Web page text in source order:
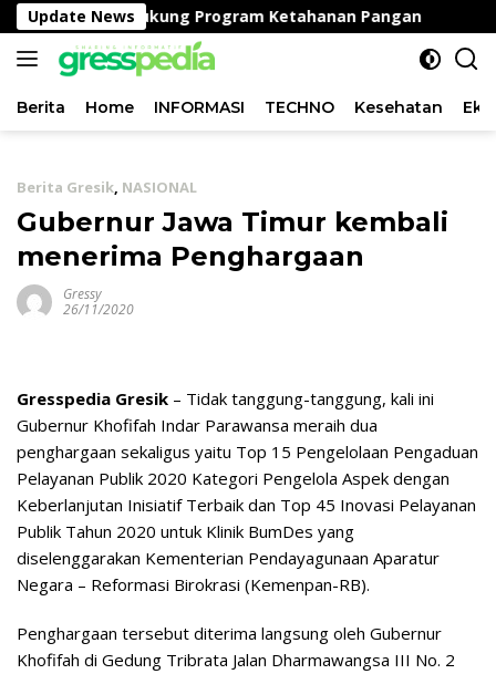
Langsung
ke
konten
Update NewsDukung Program Ketahanan Pangan
Berita Home INFORMASI TECHNO Kesehatan
Berita Gresik, NASIONAL
Gubernur Jawa Timur kembali
menerima Penghargaan
Gressy
26/11/2020
Gresspedia Gresik – Tidak tanggung-tanggung, kali ini
Gubernur Khofifah Indar Parawansa meraih dua
penghargaan sekaligus yaitu Top 15 Pengelolaan Pengaduan
Pelayanan Publik 2020 Kategori Pengelola Aspek dengan
Keberlanjutan Inisiatif Terbaik dan Top 45 Inovasi Pelayanan
Publik Tahun 2020 untuk Klinik BumDes yang
diselenggarakan Kementerian Pendayagunaan Aparatur
Negara – Reformasi Birokrasi (Kemenpan-RB).
Penghargaan tersebut diterima langsung oleh Gubernur
Khofifah di Gedung Tribrata Jalan Dharmawangsa III No. 2